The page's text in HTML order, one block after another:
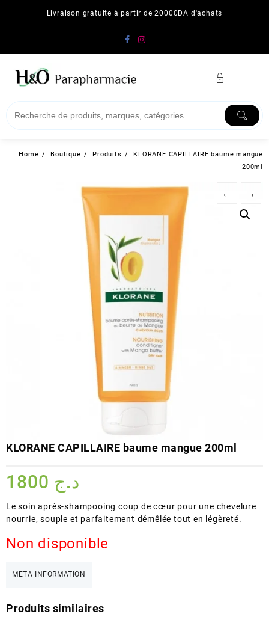
Livraison gratuite à partir de 20000DA d'achats
Home Boutique Produits
KLORANE CAPILLAIRE baume mangue
200ml
← →
KLORANE CAPILLAIRE baume mangue 200ml
د.ج
Le soin après-shampooing coup de cœur pour une chevelure
nourrie, souple et parfaitement démêlée tout en légèreté.
Non disponible
META INFORMATION
Produits similaires